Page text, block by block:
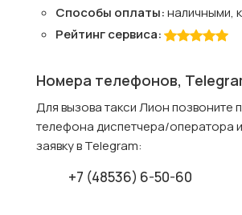
Способы оплаты:наличными,
Рейтинг сервиса:
Номера телефонов,
Для вызова такси Лион позвоните
телефона диспетчера/оператора
заявку в Telegram:
+7 (48536) 6-50-60